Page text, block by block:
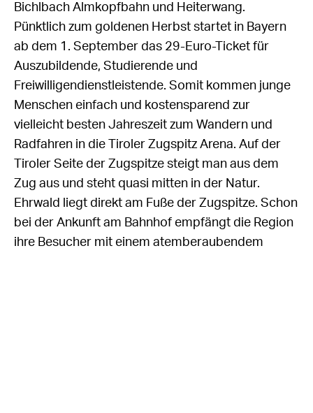
Bichlbach Almkopfbahn und Heiterwang.
Pünktlich zum goldenen Herbst startet in Bayern
ab dem 1. September das 29-Euro-Ticket für
Auszubildende, Studierende und
Freiwilligendienstleistende. Somit kommen junge
Menschen einfach und kostensparend zur
vielleicht besten Jahreszeit zum Wandern und
Radfahren in die Tiroler Zugspitz Arena. Auf der
Tiroler Seite der Zugspitze steigt man aus dem
Zug aus und steht quasi mitten in der Natur.
Ehrwald liegt direkt am Fuße der Zugspitze. Schon
bei der Ankunft am Bahnhof empfängt die Region
ihre Besucher mit einem atemberaubendem